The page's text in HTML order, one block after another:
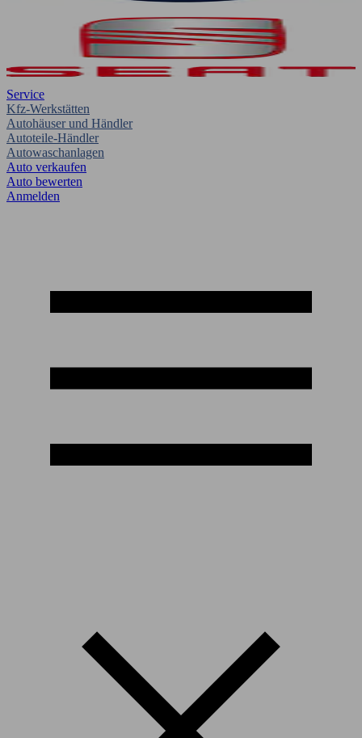
Service
Kfz-Werkstätten
Autohäuser und Händler
Autoteile-Händler
Autowaschanlagen
Auto verkaufen
Auto bewerten
Anmelden